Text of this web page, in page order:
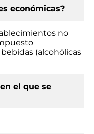
económicas?
no
(alcohólicas
el que se